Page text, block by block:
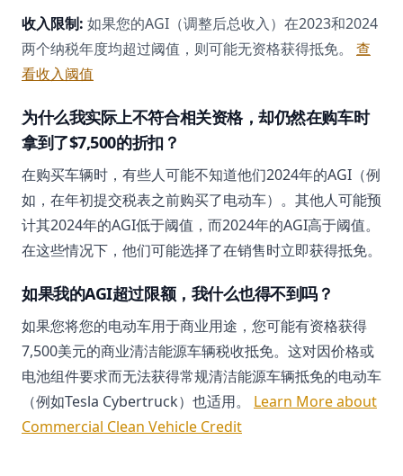
收入限制: 如果您的AGI（调整后总收入）在2023和2024
两个纳税年度均超过阈值，则可能无资格获得抵免。 查
看收入阈值
为什么我实际上不符合相关资格，却仍然在购车时
拿到了$7,500的折扣？
在购买车辆时，有些人可能不知道他们2024年的AGI（例
如，在年初提交税表之前购买了电动车）。其他人可能预
计其2024年的AGI低于阈值，而2024年的AGI高于阈值。
在这些情况下，他们可能选择了在销售时立即获得抵免。
如果我的AGI超过限额，我什么也得不到吗？
如果您将您的电动车用于商业用途，您可能有资格获得
7,500美元的商业清洁能源车辆税收抵免。这对因价格或
电池组件要求而无法获得常规清洁能源车辆抵免的电动车
（例如Tesla Cybertruck）也适用。 Learn More about
Commercial Clean Vehicle Credit